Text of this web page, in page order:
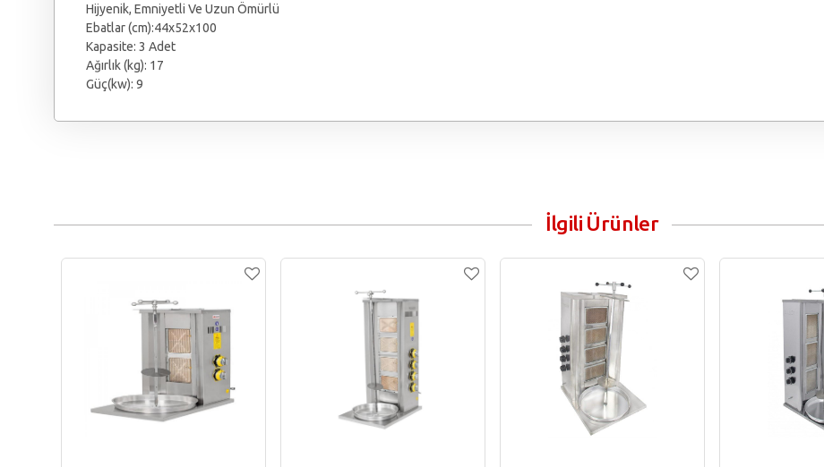
Hijyenik, Emniyetli Ve Uzun Ömürlü
Ebatlar (cm):44x52x100
Kapasite: 3 Adet
Ağırlık (kg): 17
Güç(kw): 9
İlgili Ürünler